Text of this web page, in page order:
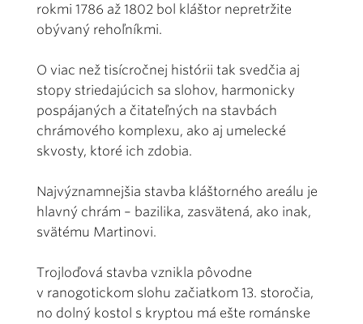
rokmi 1786 až 1802 bol kláštor nepretržite
obývaný rehoľníkmi.
O viac než tisícročnej histórii tak svedčia aj
stopy striedajúcich sa slohov, harmonicky
pospájaných a čitateľných na stavbách
chrámového komplexu, ako aj umelecké
skvosty, ktoré ich zdobia.
Najvýznamnejšia stavba kláštorného areálu je
hlavný chrám – bazilika, zasvätená, ako inak,
svätému Martinovi.
Trojloďová stavba vznikla pôvodne
v ranogotickom slohu začiatkom 13. storočia,
no dolný kostol s kryptou má ešte románske